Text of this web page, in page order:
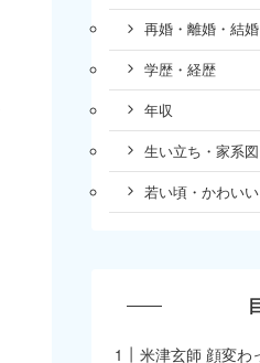
再婚・離婚・結婚
学歴・経歴
年収
生い立ち・家系図
若い頃・かわいい
米津玄師 顔変わ